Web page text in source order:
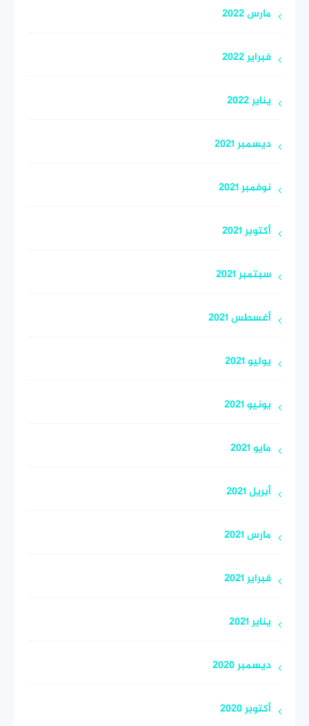
مارس 2022
فبراير 2022
يناير 2022
ديسمبر 2021
نوفمبر 2021
أكتوبر 2021
سبتمبر 2021
أغسطس 2021
يوليو 2021
يونيو 2021
مايو 2021
أبريل 2021
مارس 2021
فبراير 2021
يناير 2021
ديسمبر 2020
أكتوبر 2020